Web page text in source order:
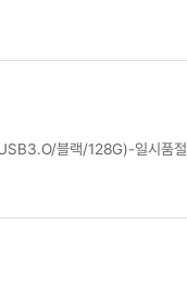
블랙/128G)-일시품절